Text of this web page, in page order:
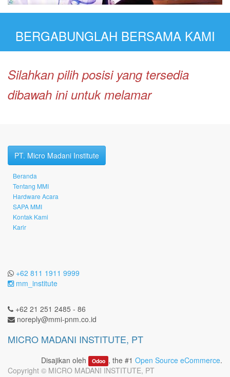
BERGABUNGLAH BERSAMA KAMI
Silahkan pilih posisi yang tersedia
dibawah ini untuk melamar
PT. Micro Madani Institute
Beranda
Tentang MMI
Hardware Acara
SAPA MMI
Kontak Kami
Karir
+62 811 1911 9999
mm_institute
+62 21 251 2485 - 86
noreply@mmi-pnm.co.id
MICRO MADANI INSTITUTE, PT
Disajikan oleh Odoo , the #1 Open Source eCommerce.
Copyright © MICRO MADANI INSTITUTE, PT